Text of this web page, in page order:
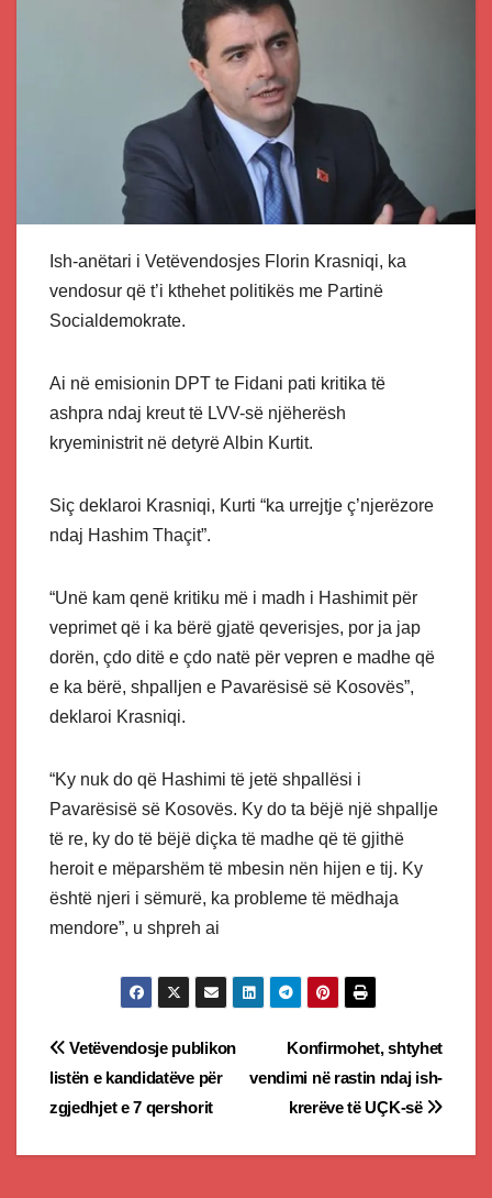
Ish-anëtari i Vetëvendosjes Florin Krasniqi, ka
vendosur që t’i kthehet politikës me Partinë
Socialdemokrate.
Ai në emisionin DPT te Fidani pati kritika të
ashpra ndaj kreut të LVV-së njëherësh
kryeministrit në detyrë Albin Kurtit.
Siç deklaroi Krasniqi, Kurti “ka urrejtje ç’njerëzore
ndaj Hashim Thaçit”.
“Unë kam qenë kritiku më i madh i Hashimit për
veprimet që i ka bërë gjatë qeverisjes, por ja jap
dorën, çdo ditë e çdo natë për vepren e madhe që
e ka bërë, shpalljen e Pavarësisë së Kosovës”,
deklaroi Krasniqi.
“Ky nuk do që Hashimi të jetë shpallësi i
Pavarësisë së Kosovës. Ky do ta bëjë një shpallje
të re, ky do të bëjë diçka të madhe që të gjithë
heroit e mëparshëm të mbesin nën hijen e tij. Ky
është njeri i sëmurë, ka probleme të mëdhaja
mendore”, u shpreh ai
Post
navigation
Konfirmohet, shtyhet
vendimi në rastin ndaj ish-
krerëve të UÇK-së
Vetëvendosje publikon
listën e kandidatëve për
zgjedhjet e 7 qershorit